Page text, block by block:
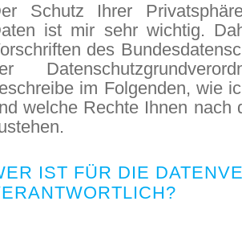
Schutz Ihrer
ist mir sehr wichtig.
des
im Folgenden, wie
welche Rechte Ihnen nach
IST FÜR DIE